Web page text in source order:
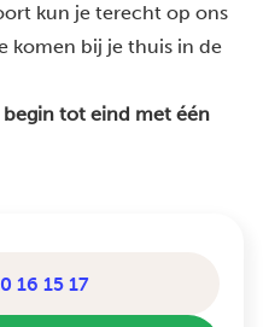
kun je terecht op ons
komen bij je thuis in de
begin tot eind met één
16 15 17